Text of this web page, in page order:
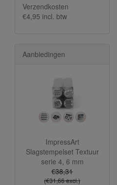
Verzendkosten
€4,95 incl. btw
Aanbiedingen
ImpressArt
Slagstempelset Textuur
serie 4, 6 mm
€38,31
(€31,66 excl.)